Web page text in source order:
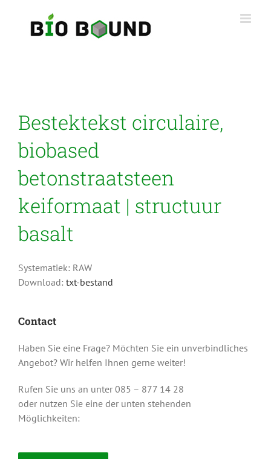
Bestektekst circulaire,
biobased
betonstraatsteen
keiformaat | structuur
basalt
Systematiek: RAW
Download: txt-bestand
Contact
Haben Sie eine Frage? Möchten Sie ein unverbindliches
Angebot? Wir helfen Ihnen gerne weiter!
Rufen Sie uns an unter 085 – 877 14 28
oder nutzen Sie eine der unten stehenden
Möglichkeiten: